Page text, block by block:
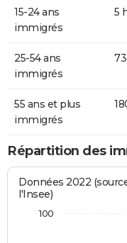
15-24 ans
immigrés
5
25-54 ans
immigrés
55 ans et plus
immigrés
Répartition des
Données 2022
l'Insee)
100